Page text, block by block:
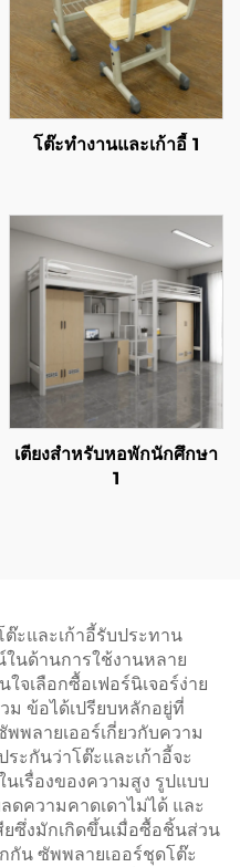
โต๊ะทำงานและเก้าอี้ 1
เตียงสำหรับหอพักนักศึกษา
1
ะและเก้าอี้รับประทาน
นด้านการใช้งานหลาย
จเลือกซื้อเฟอร์นิเจอร์ง่าย
ม ข้อได้เปรียบหลักอยู่ที่
พลายเออร์เกี่ยวกับความ
ระกันว่าโต๊ะและเก้าอี้จะ
เรื่องของความสูง รูปแบบ
ความคาดเดาไม่ได้ และ
ซึ่งมักเกิดขึ้นเมื่อซื้อชิ้นส่วน
กัน ซัพพลายเออร์ชุดโต๊ะ